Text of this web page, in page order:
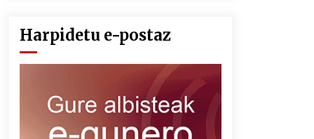
Harpidetu e-postaz